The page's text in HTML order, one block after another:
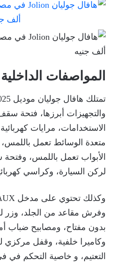
المواصفات
والتجهيزات أبرزها، فتحة
الاستخدامات، مرايات
متعدة الوسائط تعمل باللمس،
الأبواب تعمل باللمس،
لركن السيارة، وكراسي
وفرش مقاعد من الجلد، وزر
بدون مفتاح، ومصابيح ضباب
وكاميرا خلفية، وقفل مركزي
التعتيم، و خاصية التحكم في